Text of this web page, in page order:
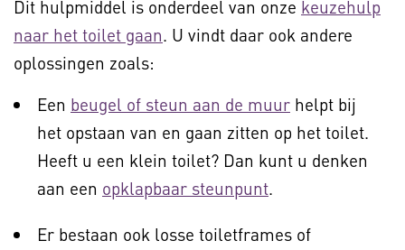
Dit hulpmiddel is onderdeel van onze keuzehulp
naar het toilet gaan. U vindt daar ook andere
oplossingen zoals:
Een beugel of steun aan de muur helpt bij
het opstaan van en gaan zitten op het toilet.
Heeft u een klein toilet? Dan kunt u denken
aan een opklapbaar steunpunt.
Er bestaan ook losse toiletframes of